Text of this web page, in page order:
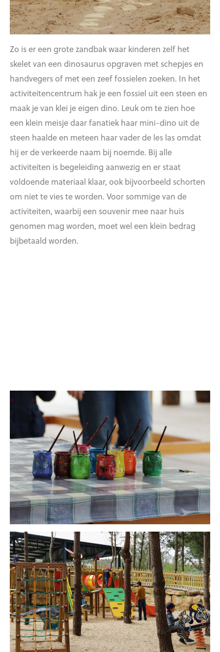
Zo is er een grote zandbak waar kinderen zelf het
skelet van een dinosaurus opgraven met schepjes en
handvegers of met een zeef fossielen zoeken. In het
activiteitencentrum hak je een fossiel uit een steen en
maak je van klei je eigen dino. Leuk om te zien hoe
een klein meisje daar fanatiek haar mini-dino uit de
steen haalde en meteen haar vader de les las omdat
hij er de verkeerde naam bij noemde. Bij alle
activiteiten is begeleiding aanwezig en er staat
voldoende materiaal klaar, ook bijvoorbeeld schorten
om niet te vies te worden. Voor sommige van de
activiteiten, waarbij een souvenir mee naar huis
genomen mag worden, moet wel een klein bedrag
bijbetaald worden.